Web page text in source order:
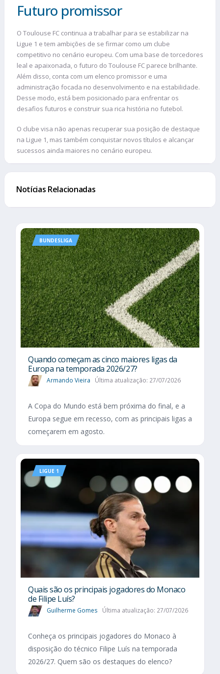
Futuro promissor
O Toulouse FC continua a trabalhar para se estabilizar na
Ligue 1 e tem ambições de se firmar como um clube
competitivo no cenário europeu. Com uma base de torcedores
leal e apaixonada, o futuro do Toulouse FC parece brilhante.
Além disso, conta com um elenco promissor e uma
administração focada no desenvolvimento e na estabilidade.
Desse modo, está bem posicionado para enfrentar os
desafios futuros e construir sua rica história no futebol.
O clube visa não apenas recuperar sua posição de destaque
na Ligue 1, mas também conquistar novos títulos e alcançar
sucessos ainda maiores no cenário europeu.
Notícias Relacionadas
BUNDESLIGA
Quando começam as cinco maiores ligas da
Europa na temporada 2026/27?
Armando Vieira Última atualização: 27/07/2026
A Copa do Mundo está bem próxima do final, e a
Europa segue em recesso, com as principais ligas a
começarem em agosto.
LIGUE 1
Quais são os principais jogadores do Monaco
de Filipe Luís?
Guilherme Gomes Última atualização: 27/07/2026
Conheça os principais jogadores do Monaco à
disposição do técnico Filipe Luís na temporada
2026/27. Quem são os destaques do elenco?